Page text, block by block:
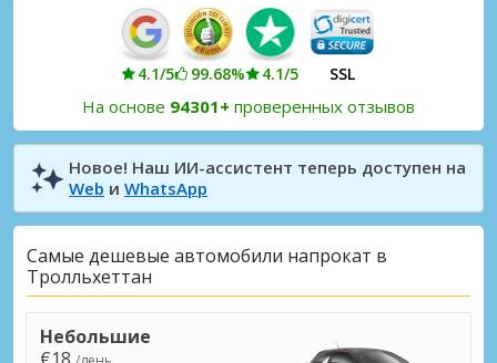
4.1/5 99.68% 4.1/5 SSL
На основе 94301+ проверенных отзывов
Новое! Наш ИИ-ассистент теперь доступен на
Web и WhatsApp
Самые дешевые автомобили напрокат в
Тролльхеттан
Небольшие